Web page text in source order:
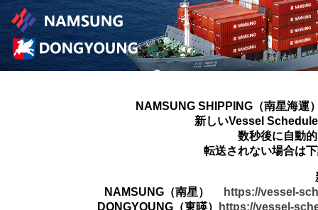
NAMSUNG SHIPPING（南星海運
新しいVessel
数秒後に自動
転送されない場合は
NAMSUNG（南星）
https://vessel-
DONGYOUNG（東暎）
https://vessel-